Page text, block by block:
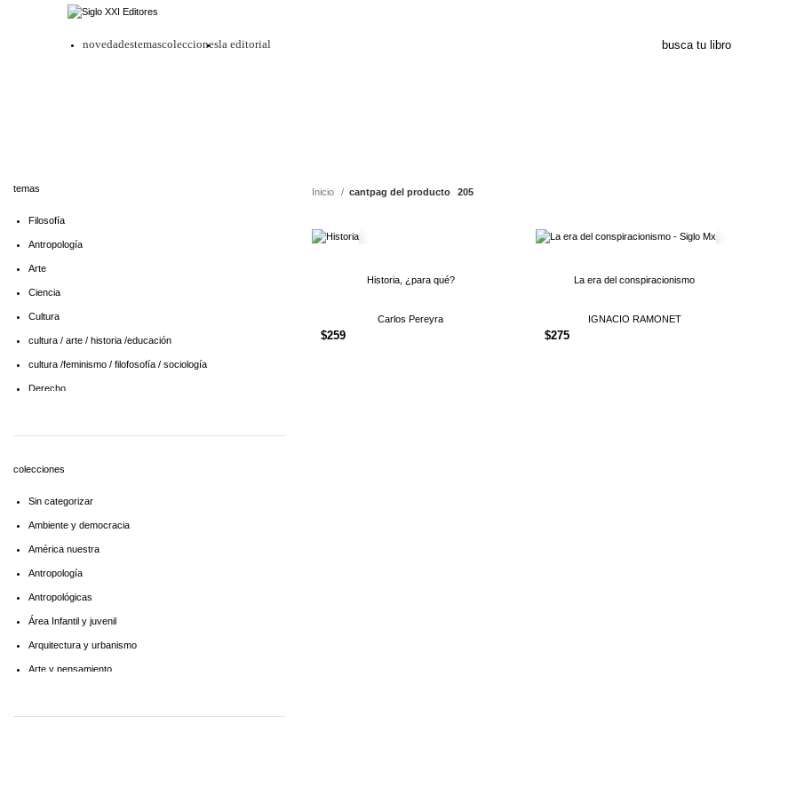
novedadestemascoleccionesla editorial
temas
Filosofía
Antropología
Arte
Ciencia
Cultura
cultura / arte / historia /educación
cultura /feminismo / filofosofía / sociología
Derecho
Educaciòn
Filosofía social
Historia
Lingüística
Literatura infantil
Medioambiente
Pensamiento crítico
Política
colecciones
Sin categorizar
Ambiente y democracia
América nuestra
Antropología
Antropológicas
Área Infantil y juvenil
Arquitectura y urbanismo
Arte y pensamiento
Biblioteca América Latina
Inicio cantpag del producto 205
Historia, ¿para qué?
Carlos Pereyra
$259
La era del conspiracionismo
IGNACIO RAMONET
$275